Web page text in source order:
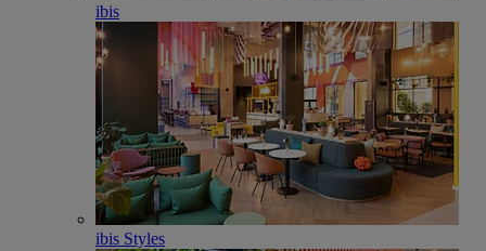
ibis
ibis Styles